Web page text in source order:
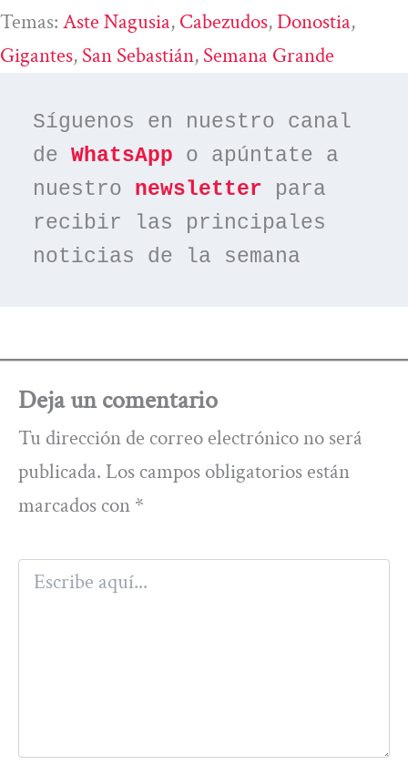
Temas: Aste Nagusia, Cabezudos, Donostia
Gigantes, San Sebastián, Semana Grande
Síguenos en nuestro canal
de WhatsApp o apúntate a
nuestro newsletter para
recibir las principales
noticias de la semana
Deja un comentario
Tu dirección de correo electrónico no será
publicada. Los campos obligatorios están
marcados con *
Escribe
aquí...